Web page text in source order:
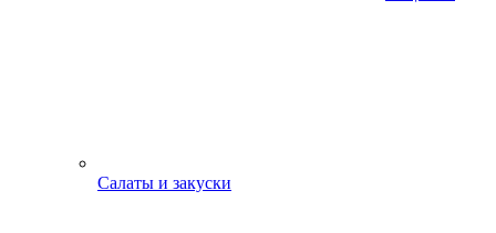
Салаты и закуски